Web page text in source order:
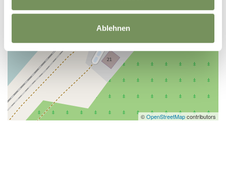
Ablehnen
©OpenStreetMapcontributors